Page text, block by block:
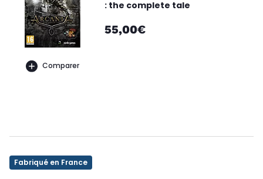
Comparer
: the complete tale
55,00€
Fabriqué en France